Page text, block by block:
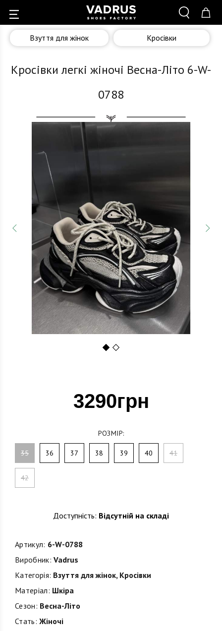
Взуття для жінок Кросівки
Кросівки легкі жіночі Весна-Літо 6-W-
0788
12
3290грн
РОЗМІР:
35 36 37 38 39 40 41
42
Доступність: Відсутній на складі
Артикул: 6-W-0788
Виробник: Vadrus
Категорія: Взуття для жінок, Кросівки
Матеріал: Шкіра
Сезон: Весна-Літо
Стать: Жіночі